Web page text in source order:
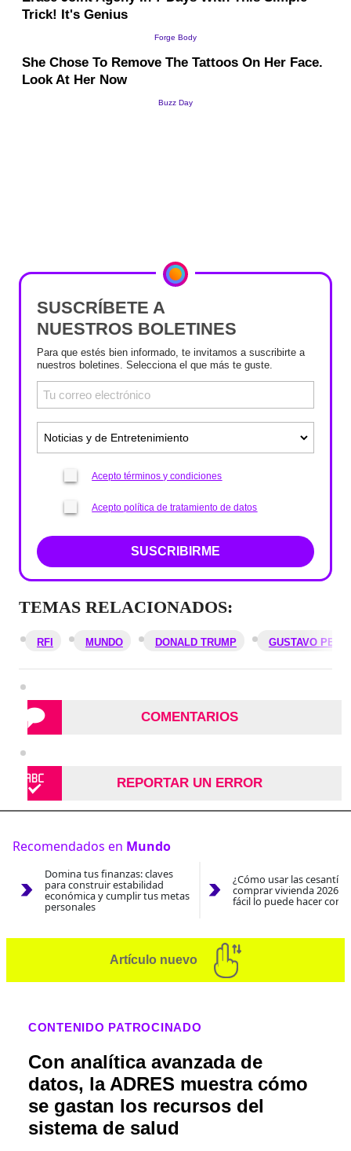
SUSCRÍBETE A
NUESTROS BOLETINES
Para que estés bien informado, te invitamos a suscribirte a
nuestros boletines. Selecciona el que más te guste.
Acepto términos y condiciones
Acepto política de tratamiento de datos
SUSCRIBIRME
TEMAS RELACIONADOS:
RFI MUNDO DONALD TRUMP GUSTAVO
COMENTARIOS
REPORTAR UN ERROR
Recomendados en Mundo
Domina tus finanzas: claves
para construir estabilidad
económica y cumplir tus metas
personales
¿Cómo usar las
comprar vivienda 2026?
fácil lo puede hacer con
Artículo nuevo
CONTENIDO PATROCINADO
Con analítica avanzada de
datos, la ADRES muestra cómo
se gastan los recursos del
sistema de salud